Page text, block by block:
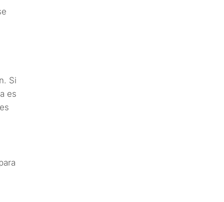
Si
es